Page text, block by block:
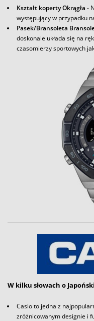
Kształt koperty Okrągła -
występujący w przypadku
Pasek/Bransoleta
doskonale układa się na
czasomierzy sportowych
W kilku słowach o
Casio to jedna z
zróżnicowanym designie i